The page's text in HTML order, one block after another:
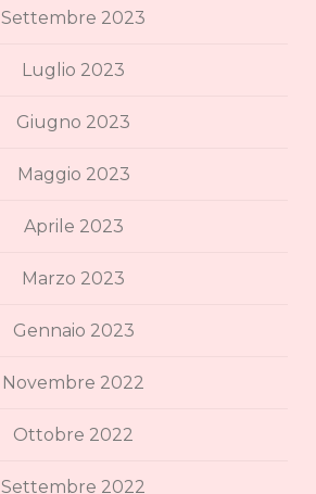
Settembre 2023
Luglio 2023
Giugno 2023
Maggio 2023
Aprile 2023
Marzo 2023
Gennaio 2023
Novembre 2022
Ottobre 2022
Settembre 2022